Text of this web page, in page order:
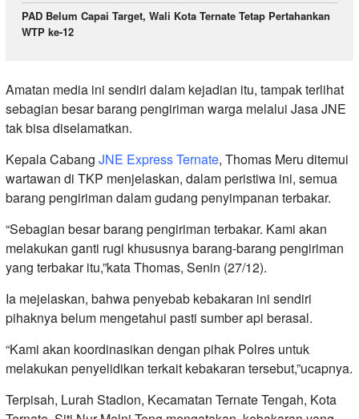
PAD Belum Capai Target, Wali Kota Ternate Tetap Pertahankan
WTP ke-12
Amatan media ini sendiri dalam kejadian itu, tampak terlihat
sebagian besar barang pengiriman warga melalui Jasa JNE
tak bisa diselamatkan.
Kepala Cabang JNE Express Ternate, Thomas Meru ditemui
wartawan di TKP menjelaskan, dalam peristiwa ini, semua
barang pengiriman dalam gudang penyimpanan terbakar.
“Sebagian besar barang pengiriman terbakar. Kami akan
melakukan ganti rugi khususnya barang-barang pengiriman
yang terbakar itu,”kata Thomas, Senin (27/12).
Ia mejelaskan, bahwa penyebab kebakaran ini sendiri
pihaknya belum mengetahui pasti sumber api berasal.
“Kami akan koordinasikan dengan pihak Polres untuk
melakukan penyelidikan terkait kebakaran tersebut,”ucapnya.
Terpisah, Lurah Stadion, Kecamatan Ternate Tengah, Kota